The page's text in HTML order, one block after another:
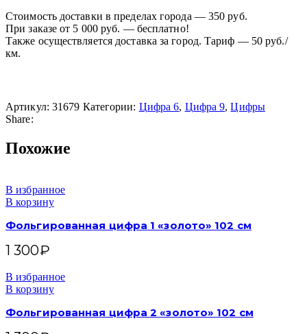
Стоимость доставки в пределах города — 350 руб.
При заказе от 5 000 руб. — бесплатно!
Также осуществляется доставка за город. Тариф — 50 руб./
км.
Артикул: 31679 Категории: Цифра 6, Цифра 9, Цифры
Share:
Похожие
В избранное
В корзину
Фольгированная цифра 1 «золото» 102 см
1 300₽
В избранное
В корзину
Фольгированная цифра 2 «золото» 102 см